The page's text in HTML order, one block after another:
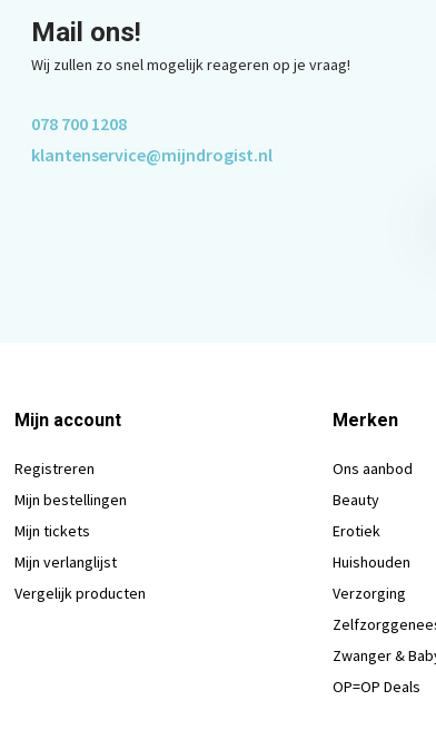
Mail ons!
Wij zullen zo snel mogelijk reageren op je vraag!
078 700 1208
klantenservice@mijndrogist.nl
Mijn account
Registreren
Mijn bestellingen
Mijn tickets
Mijn verlanglijst
Vergelijk producten
Merken
Ons aanbod
Beauty
Erotiek
Huishouden
Verzorging
Zwanger &
OP=OP Deals